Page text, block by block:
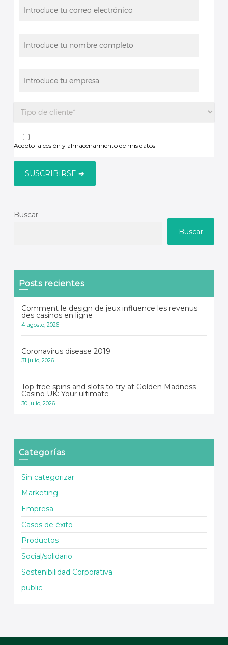
Acepto la cesión y almacenamiento de mis datos
Buscar
Buscar
Posts recientes
Comment le design de jeux influence les revenus
des casinos en ligne
4 agosto, 2026
Coronavirus disease 2019
31 julio, 2026
Top free spins and slots to try at Golden Madness
Casino UK: Your ultimate
30 julio, 2026
Categorías
Sin categorizar
Marketing
Empresa
Casos de éxito
Productos
Social/solidario
Sostenibilidad Corporativa
public